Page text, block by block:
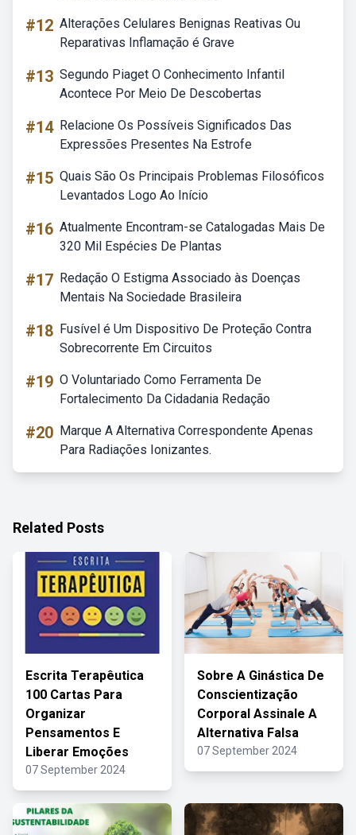
#12 Alterações Celulares Benignas Reativas Ou
Reparativas Inflamação é Grave
#13 Segundo Piaget O Conhecimento Infantil
Acontece Por Meio De Descobertas
#14 Relacione Os Possíveis Significados Das
Expressões Presentes Na Estrofe
#15 Quais São Os Principais Problemas Filosóficos
Levantados Logo Ao Início
#16 Atualmente Encontram-se Catalogadas Mais De
320 Mil Espécies De Plantas
#17 Redação O Estigma Associado às Doenças
Mentais Na Sociedade Brasileira
#18 Fusível é Um Dispositivo De Proteção Contra
Sobrecorrente Em Circuitos
#19 O Voluntariado Como Ferramenta De
Fortalecimento Da Cidadania Redação
#20 Marque A Alternativa Correspondente Apenas
Para Radiações Ionizantes.
Related Posts
Escrita Terapêutica
100 Cartas Para
Organizar
Pensamentos E
Liberar Emoções
07 September 2024
Sobre A Ginástica De
Conscientização
Corporal Assinale A
Alternativa Falsa
07 September 2024